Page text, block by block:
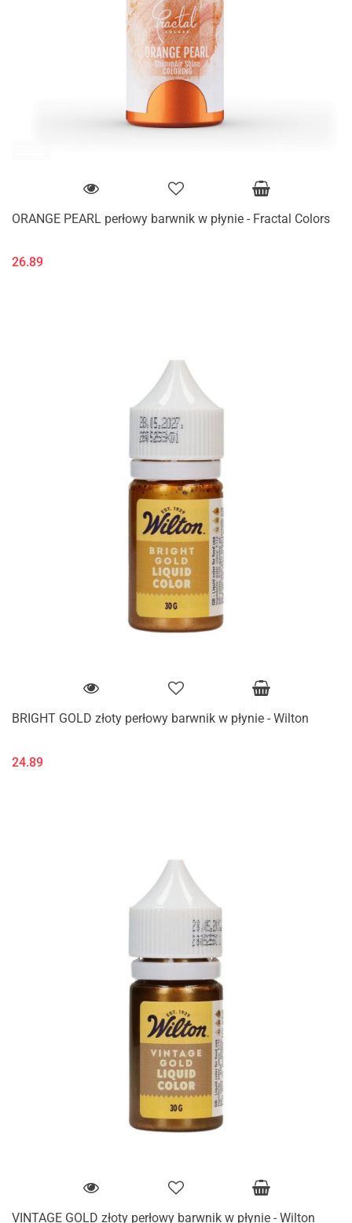
ORANGE PEARL perłowy barwnik w płynie - Fractal Colors
26.89
BRIGHT GOLD złoty perłowy barwnik w płynie - Wilton
24.89
VINTAGE GOLD złoty perłowy barwnik w płynie - Wilton